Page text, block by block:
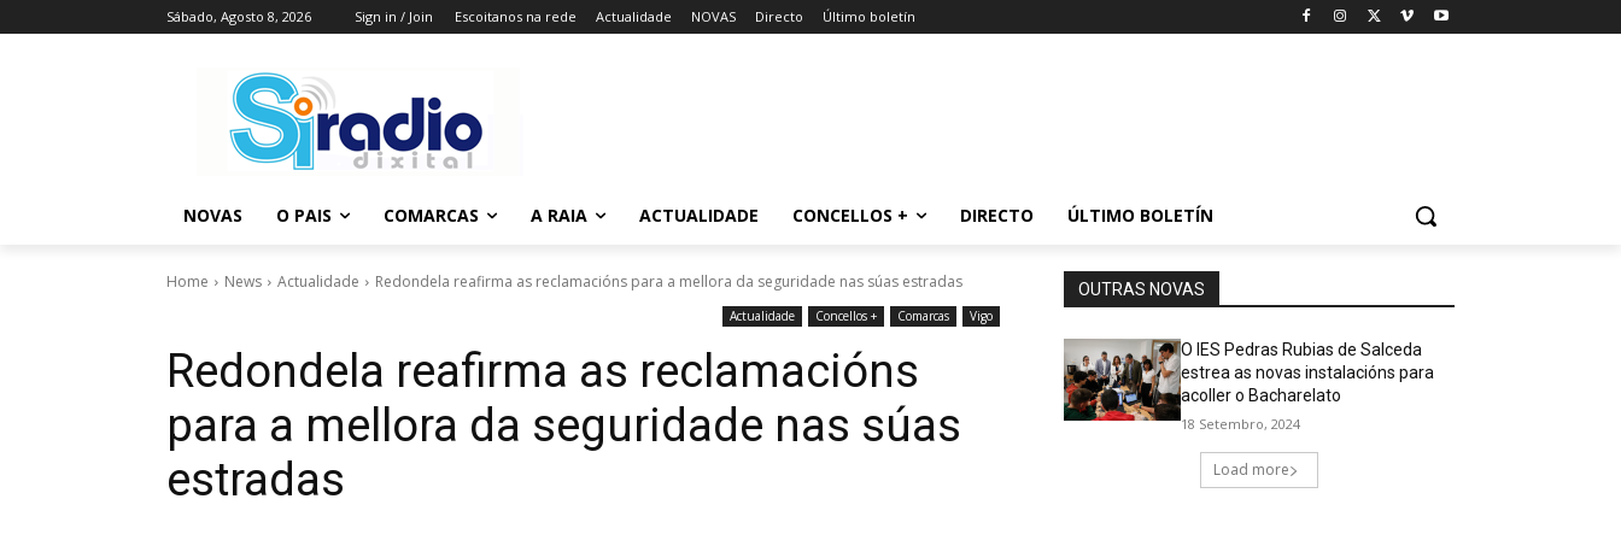
Sábado, Agosto 8, 2026 Sign in / Join Escoitanos na rede Actualidade NOVAS Directo Último boletín
NOVAS O PAIS COMARCAS A RAIA ACTUALIDADE CONCELLOS + DIRECTO ÚLTIMO BOLETÍN
Home News Actualidade Redondela reafirma as reclamacións para a mellora da seguridade nas súas estradas
Actualidade Concellos + Comarcas Vigo
Redondela reafirma as reclamacións
para a mellora da seguridade nas súas
estradas
OUTRAS NOVAS
O IES Pedras Rubias de Salceda
estrea as novas instalacións para
acoller o Bacharelato
18 Setembro, 2024
Load more